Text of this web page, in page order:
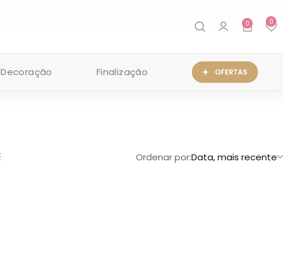
0 0
Decoração Finalização
Ordenar por:Data, mais recente